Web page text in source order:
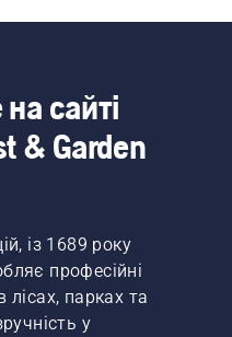
сайті
& Garden
із 1689 року
професійні
лісах, парках та
у